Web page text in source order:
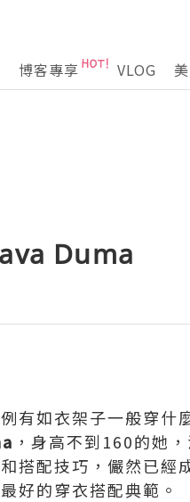
博客專享 VLOG
Duma
有如衣架子一般穿什
，身高不到160的她
搭配技巧，儼然已經
好的穿衣搭配典範。